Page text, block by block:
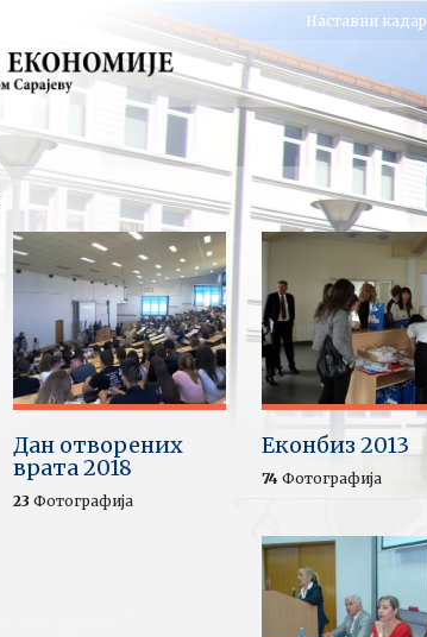
Наставни кадар
Дан отворених
врата 2018
23 Фотографија
Еконбиз 2013
74 Фотографија